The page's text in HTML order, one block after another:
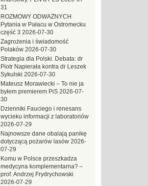
31
ROZMOWY ODWAŻNYCH
Pytania w Pałacu w Ostromecku
część 3 2026-07-30
Zagrożenia i świadomość
Polaków 2026-07-30
Strategia dla Polski. Debata: dr
Piotr Napierała kontra dr Leszek
Sykulski 2026-07-30
Mateusz Morawiecki – To nie ja
byłem premierem PiS 2026-07-
30
Dzienniki Fauciego i renesans
wycieku informacji z laboratoriów
2026-07-29
Najnowsze dane obalają panikę
dotyczącą pożarów lasów 2026-
07-29
Komu w Polsce przeszkadza
medycyna komplementarna? –
prof. Andrzej Frydrychowski
2026-07-29